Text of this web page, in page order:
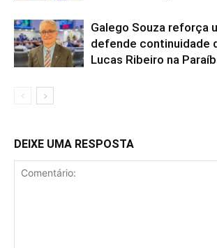
Galego Souza reforça
defende continuidade
Lucas Ribeiro na
DEIXE UMA RESPOSTA